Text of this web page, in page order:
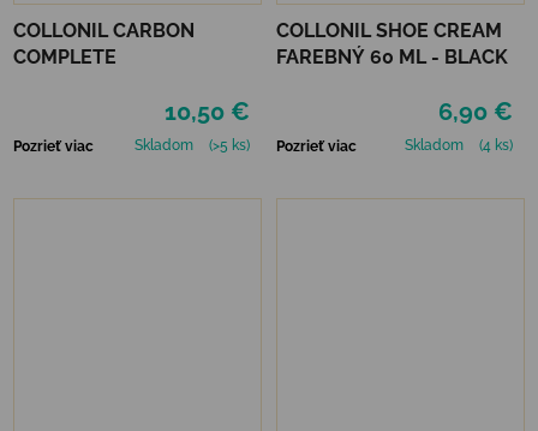
COLLONIL CARBON
COMPLETE
10,50 €
Pozrieť viac Skladom (>5 ks)
COLLONIL SHOE CREAM
FAREBNÝ 60 ML - BLACK
6,90 €
Pozrieť viac Skladom (4 ks)